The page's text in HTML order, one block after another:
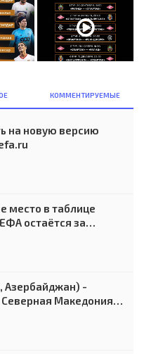
КОММЕНТИРУЕМЫЕ
на новую версию
место в таблице
остаётся за
Азербайджан) -
Македония) -